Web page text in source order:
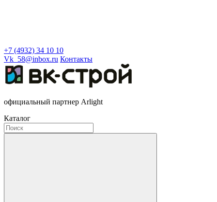
+7 (4932) 34 10 10
Vk_58@inbox.ru Контакты
официальный партнер Arlight
Каталог